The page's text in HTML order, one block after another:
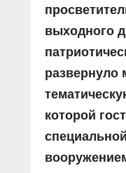
выходного
развернуло
которой